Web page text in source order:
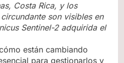
Costa Rica, y los
son visibles en
Sentinel-2 adquirida el
están cambiando
para gestionarlos y